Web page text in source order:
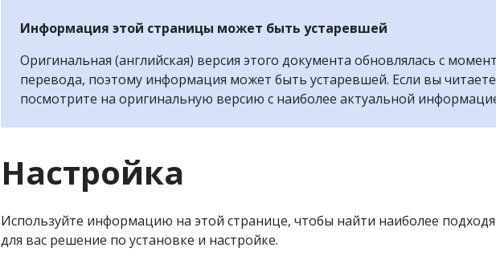
Информация этой страницы может быть устаревшей
Оригинальная (английская) версия этого документа обновлялась с
перевода, поэтому информация может быть устаревшей. Если вы
посмотрите на оригинальную версию с наиболее актуальной
Настройка
Используйте информацию на этой странице, чтобы найти наиболее
для вас решение по установке и настройке.